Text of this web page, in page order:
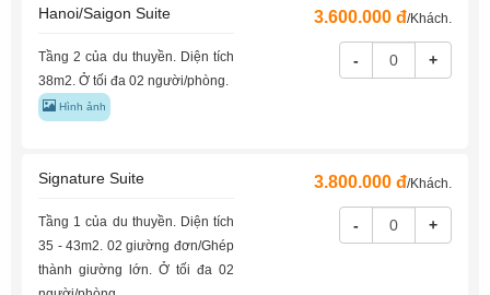
Hanoi/Saigon Suite
Tầng 2 của du thuyền. Diện tích
38m2. Ở tối đa 02 người/phòng.
Hình ảnh
3.600.000 đ/Khách.
- +
Signature Suite
Tầng 1 của du thuyền. Diện tích
35 - 43m2. 02 giường đơn/Ghép
thành giường lớn. Ở tối đa 02
3.800.000 đ/Khách.
- +